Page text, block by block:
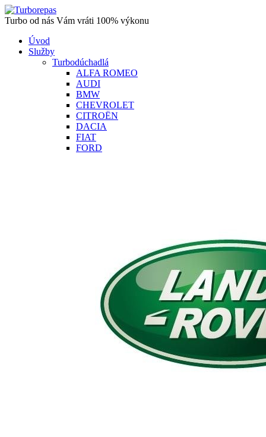
Turbo od nás Vám vráti 100% výkonu
Úvod
Služby
Turbodúchadlá
ALFA ROMEO
AUDI
BMW
CHEVROLET
CITROËN
DACIA
FIAT
FORD